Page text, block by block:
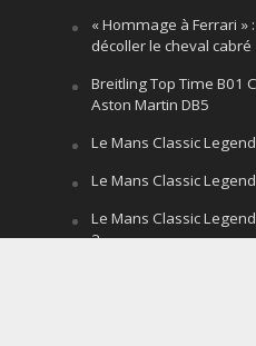
« Hommage à Ferrari »
décoller le cheval cabré
Breitling Top Time B01
Aston Martin DB5
Le Mans Classic
Le Mans Classic
Le Mans Classic
2